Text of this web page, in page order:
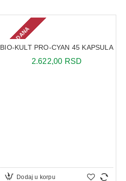
2-3 DANA
BIO-KULT PRO-CYAN 45 KAPSULA
2.622,00 RSD
Dodaj u korpu